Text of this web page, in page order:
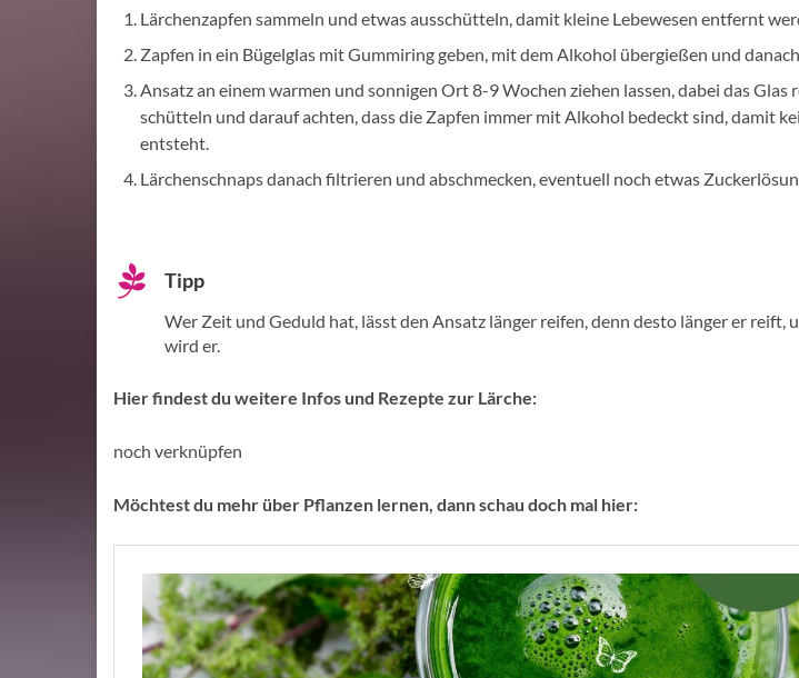
Lärchenzapfen sammeln und etwas ausschütteln, damit kleine Lebewesen entfernt
Zapfen in ein Bügelglas mit Gummiring geben, mit dem Alkohol übergießen und
Ansatz an einem warmen und sonnigen Ort 8-9 Wochen ziehen lassen, dabei das Glas
schütteln und darauf achten, dass die Zapfen immer mit Alkohol bedeckt sind, damit
entsteht.
Lärchenschnaps danach filtrieren und abschmecken, eventuell noch etwas
Tipp
Wer Zeit und Geduld hat, lässt den Ansatz länger reifen, denn desto länger er reift,
wird er.
Hier findest du weitere Infos und Rezepte zur Lärche:
noch verknüpfen
Möchtest du mehr über Pflanzen lernen, dann schau doch mal hier: